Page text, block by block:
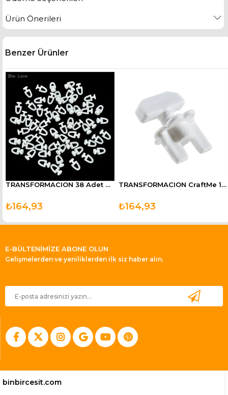
Ürün Önerileri
Benzer Ürünler
TRANSFORMACION 38 Adet Dikmeli Perde Korniş Düğmesi
₺164,93
TRANSFORMACION CraftMe 12 Adet Perde Korniş Finali Sonu
₺164,93
E-BÜLTENİMİZE ABONE OLUN
Gelişmelerden ve yeniliklerden ilk siz haber alın.
binbircesit.com